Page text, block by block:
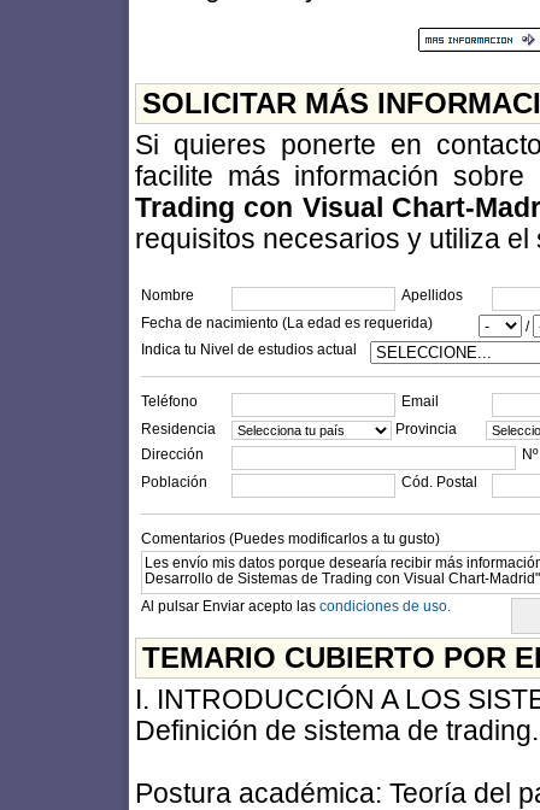
SOLICITAR MÁS
Si quieres ponerte en
facilite más información sobre
Trading con Visual Chart-
requisitos necesarios y utiliza el
Nombre
Apellidos
Fecha de nacimiento (La edad es requerida)
/
Indica tu Nivel de estudios actual
Teléfono
Email
Residencia
Provincia
Dirección
Nº
Población
Cód. Postal
Comentarios (Puedes modificarlos a tu gusto)
Al pulsar Enviar acepto las condiciones de uso.
TEMARIO CUBIERTO POR
I. INTRODUCCIÓN A LOS
Definición de sistema de trading.
Postura académica: Teoría del